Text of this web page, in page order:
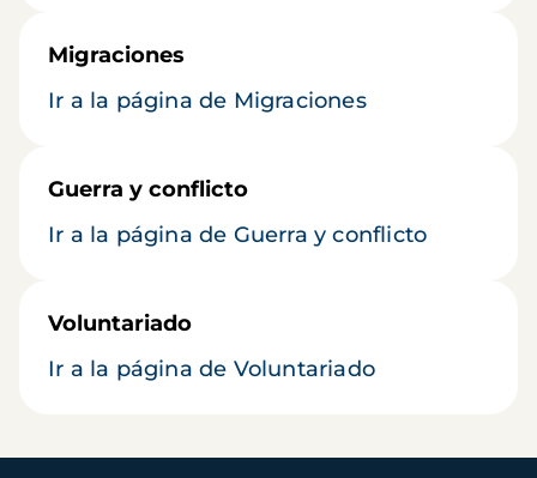
Migraciones
Ir a la página de Migraciones
Guerra y conflicto
Ir a la página de Guerra y conflicto
Voluntariado
Ir a la página de Voluntariado